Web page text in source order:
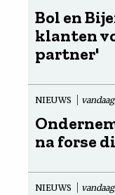
Bol en
klanten
partner'
NIEUWS vandaag
na forse
NIEUWS vandaag